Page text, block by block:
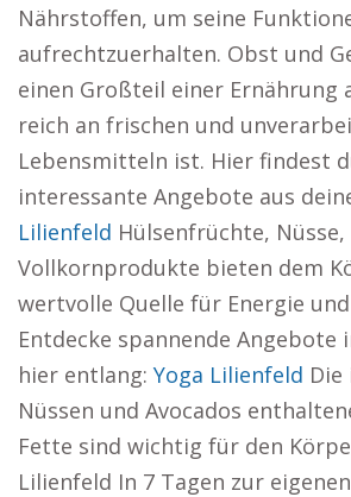
Nährstoffen, um seine
aufrechtzuerhalten. Obst und
einen Großteil einer Ernährung
reich an frischen und
Lebensmitteln ist. Hier findest
interessante Angebote aus
Lilienfeld Hülsenfrüchte, Nüsse,
Vollkornprodukte bieten dem
wertvolle Quelle für Energie
Entdecke spannende Angebote
hier entlang: Yoga Lilienfeld Die
Nüssen und Avocados
Fette sind wichtig für den
Lilienfeld In 7 Tagen zur